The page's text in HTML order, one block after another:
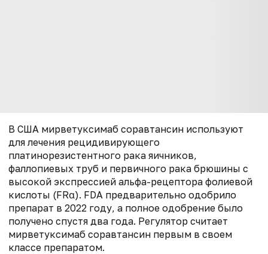
В США мирветуксимаб соравтансин используют
для лечения рецидивирующего
платинорезистентного рака яичников,
фаллопиевых труб и первичного рака брюшины с
высокой экспрессией альфа-рецептора фолиевой
кислоты (FRα). FDA предварительно одобрило
препарат в 2022 году, а полное одобрение было
получено спустя два года. Регулятор считает
мирветуксимаб соравтансин первым в своем
классе препаратом.